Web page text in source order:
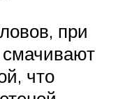
при
смачивают
что